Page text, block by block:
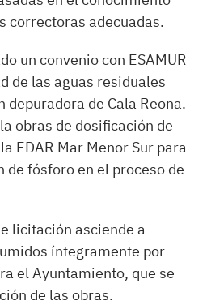
correctoras adecuadas.
un convenio con ESAMUR
de las aguas residuales
de Cala Reona.
obras de dosificación de
EDAR Mar Menor Sur para
fósforo en el proceso de
licitación asciende a
íntegramente por
el Ayuntamiento, que se
de las obras.